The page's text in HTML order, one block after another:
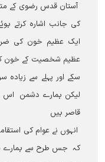
آستان قدس رضوی کے
کی جانب اشارہ کرتے
ایک عظیم خون کی
عظیم شخصیت کے خون کی
سکے اور پہلے سے زیادہ
لیکن ہمارے دشمن اس
قاصر ہیں
انہوں نے عوام کی
کہ جس طرح سے ہمارے